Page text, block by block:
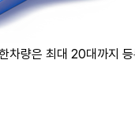
차량은 최대 20대까지